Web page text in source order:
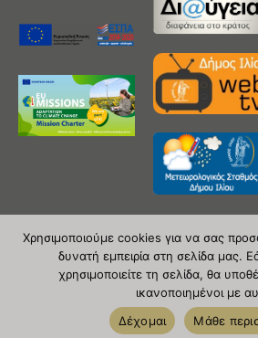
Copyright 2020 © Δήμος
| powered by
Χρησιμοποιούμε cookies για να σας
δυνατή εμπειρία στη σελίδα μας.
χρησιμοποιείτε τη σελίδα, θα
ικανοποιημένοι με
Δέχομαι
Μάθε